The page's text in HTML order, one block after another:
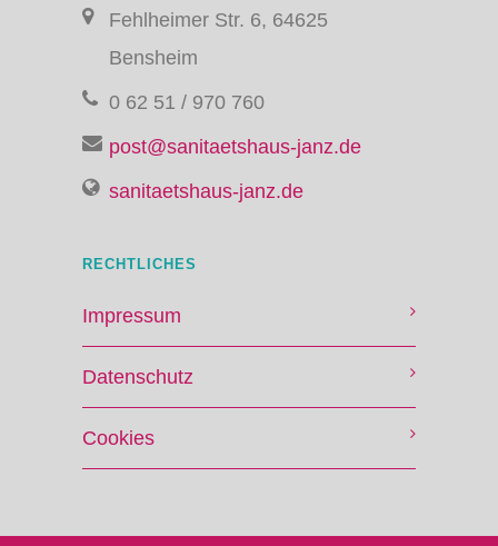
Fehlheimer Str. 6, 64625
Bensheim
0 62 51 / 970 760
post@sanitaetshaus-janz.de
sanitaetshaus-janz.de
RECHTLICHES
Impressum
Datenschutz
Cookies